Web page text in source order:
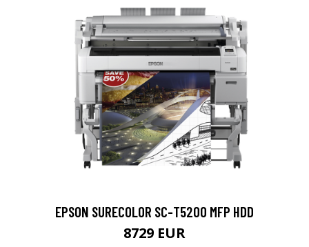
EPSON SURECOLOR SC-T5200 MFP HDD
8729 EUR